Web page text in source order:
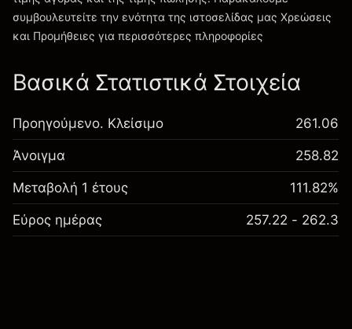
Χρεώσεις και Τέλη
συμβουλευτείτε την ενότητα της ιστοσελίδας μας Χρεώσεις
και Προμήθειες για περισσότερες πληροφορίες
Βασικά Στατιστικά Στοιχεία
Προηγούμενο. Κλείσιμο 261.06
Άνοιγμα 258.82
Μεταβολή 1 έτους 111.82%
Εύρος ημέρας 257.22 - 262.3